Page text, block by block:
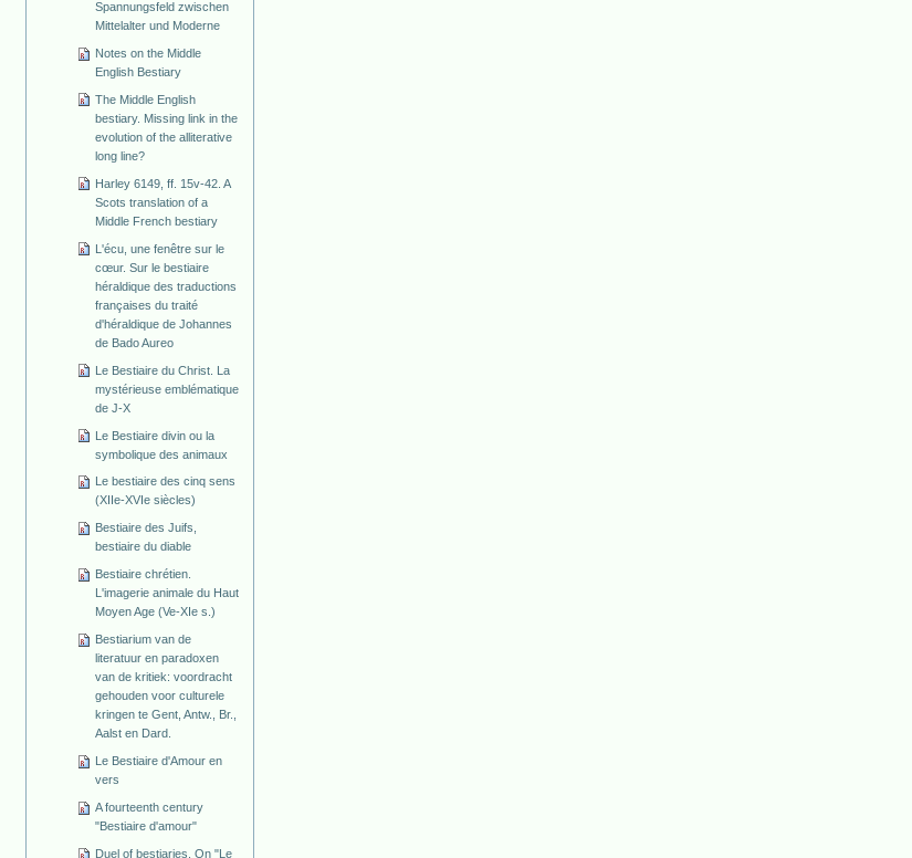
Spannungsfeld zwischen
Mittelalter und Moderne
Notes on the Middle
English Bestiary
The Middle English
bestiary. Missing link in the
evolution of the alliterative
long line?
Harley 6149, ff. 15v-42. A
Scots translation of a
Middle French bestiary
L'écu, une fenêtre sur le
cœur. Sur le bestiaire
héraldique des traductions
françaises du traité
d'héraldique de Johannes
de Bado Aureo
Le Bestiaire du Christ. La
mystérieuse emblématique
de J-X
Le Bestiaire divin ou la
symbolique des animaux
Le bestiaire des cinq sens
(XIIe-XVIe siècles)
Bestiaire des Juifs,
bestiaire du diable
Bestiaire chrétien.
L'imagerie animale du Haut
Moyen Age (Ve-XIe s.)
Bestiarium van de
literatuur en paradoxen
van de kritiek: voordracht
gehouden voor culturele
kringen te Gent, Antw., Br.,
Aalst en Dard.
Le Bestiaire d'Amour en
vers
A fourteenth century
"Bestiaire d'amour"
Duel of bestiaries. On "Le